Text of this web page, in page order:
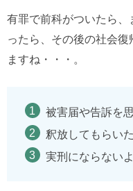
有罪で前科がついたら、
ったら、その後の社会
ますね・・・。
被害届や告訴を
釈放してもらい
実刑にならない